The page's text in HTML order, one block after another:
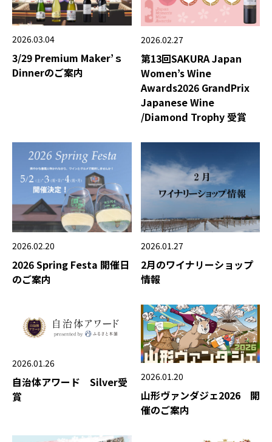
2026.03.04
3/29 Premium Maker’ｓ
Dinnerのご案内
2026.02.27
第13回SAKURA Japan
Women’s Wine
Awards2026 GrandPrix
Japanese Wine
/Diamond Trophy 受賞
2026.02.20
2026 Spring Festa 開催日
のご案内
2026.01.27
2月のワイナリーショップ
情報
2026.01.26
自治体アワード Silver受
賞
2026.01.20
山形ヴァンダジェ2026 開
催のご案内